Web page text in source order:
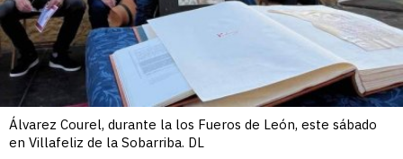
Álvarez Courel, durante la los Fueros de León, este sábado
en Villafeliz de la Sobarriba. DL